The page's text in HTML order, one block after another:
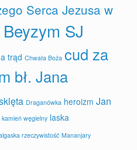
Serca Jezusa w
Beyzym SJ
trąd Chwała Boża cud za
bł. Jana
Draganówka heroizm Jan
kamień węgielny laska
rzeczywistość Mananjary